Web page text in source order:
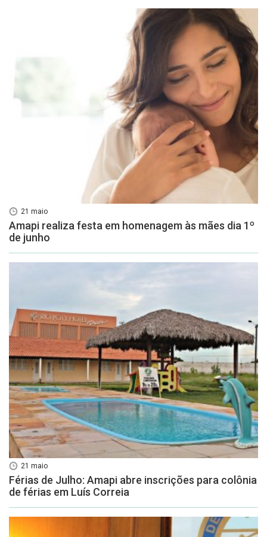
21 maio
Amapi realiza festa em homenagem às mães dia 1º
de junho
21 maio
Férias de Julho: Amapi abre inscrições para colônia
de férias em Luís Correia